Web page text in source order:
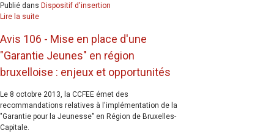
Publié dans Dispositif d'insertion
Lire la suite
Avis 106 - Mise en place d'une
"Garantie Jeunes" en région
bruxelloise : enjeux et opportunités
Le 8 octobre 2013, la CCFEE émet des
recommandations relatives à l'implémentation de la
"Garantie pour la Jeunesse" en Région de Bruxelles-
Capitale.